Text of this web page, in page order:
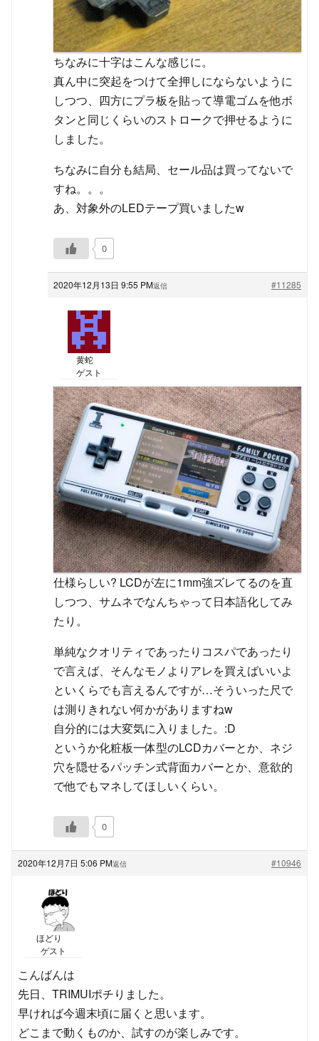
ちなみに十字はこんな感じに。
真ん中に突起をつけて全押しにならないように
しつつ、四方にプラ板を貼って導電ゴムを他ボ
タンと同じくらいのストロークで押せるように
しました。
ちなみに自分も結局、セール品は買ってないで
すね。。。
あ、対象外のLEDテープ買いましたw
0
2020年12月13日 9:55 PM #11285
返信
黄蛇
ゲスト
仕様らしい? LCDが左に1mm強ズレてるのを直
しつつ、サムネでなんちゃって日本語化してみ
たり。
単純なクオリティであったりコスパであったり
で言えば、そんなモノよりアレを買えばいいよ
といくらでも言えるんですが…そういった尺で
は測りきれない何かがありますねw
自分的には大変気に入りました。:D
というか化粧板一体型のLCDカバーとか、ネジ
穴を隠せるパッチン式背面カバーとか、意欲的
で他でもマネしてほしいくらい。
0
2020年12月7日 5:06 PM #10946
返信
ほどり
ゲスト
こんばんは
先日、TRIMUIポチりました。
早ければ今週末頃に届くと思います。
どこまで動くものか、試すのが楽しみです。